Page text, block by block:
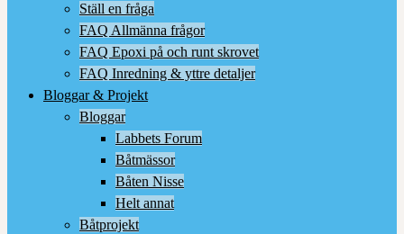
Ställ en fråga
FAQ Allmänna frågor
FAQ Epoxi på och runt skrovet
FAQ Inredning & yttre detaljer
Bloggar & Projekt
Bloggar
Labbets Forum
Båtmässor
Båten Nisse
Helt annat
Båtprojekt